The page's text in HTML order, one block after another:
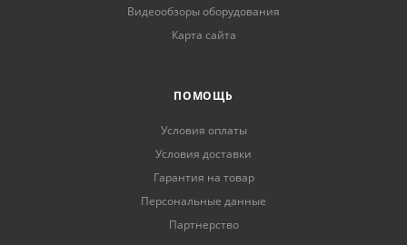
Видеообзоры оборудования
Карта сайта
ПОМОЩЬ
Условия оплаты
Условия доставки
Гарантия на товар
Персональные данные
Партнерство